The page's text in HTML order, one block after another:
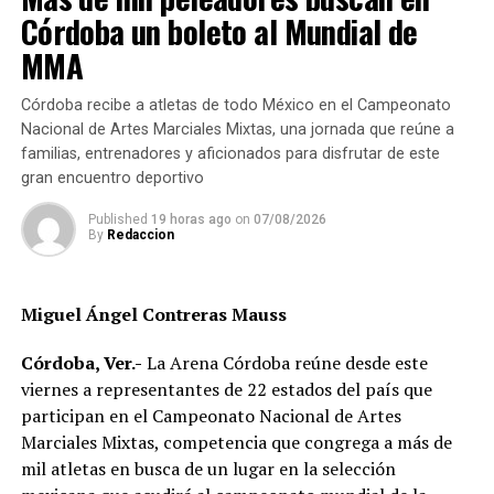
6 los apoya con pláticas y protocolos para dar asistencia
a este sector de la población, además de que dan
pláticas y talleres en las escuelas, a fin de disminuir las
cifras.
RELATED TOPICS:
DESPUÉS
Aumentan casos de sífilis
ANTES
Córdoba un boleto al Mundial de
MMA
Córdoba recibe a atletas de todo México en el Campeonato
Nacional de Artes Marciales Mixtas, una jornada que reúne a
familias, entrenadores y aficionados para disfrutar de este
gran encuentro deportivo
Published 19 horas ago on 07/08/2026
By Redaccion
Miguel Ángel Contreras Mauss
Córdoba, Ver.- La Arena Córdoba reúne desde este
viernes a representantes de 22 estados del país que
participan en el Campeonato Nacional de Artes
Marciales Mixtas, competencia que congrega a más de
mil atletas en busca de un lugar en la selección